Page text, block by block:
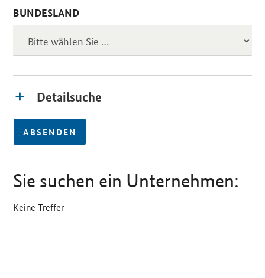
BUNDESLAND
Detailsuche
ABSENDEN
Sie suchen ein Unternehmen:
Keine Treffer